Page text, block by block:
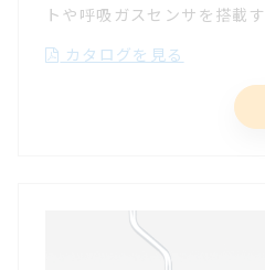
トや呼吸ガスセンサを搭載
カタログを見る